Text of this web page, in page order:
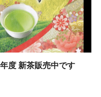
度 新茶販売中です